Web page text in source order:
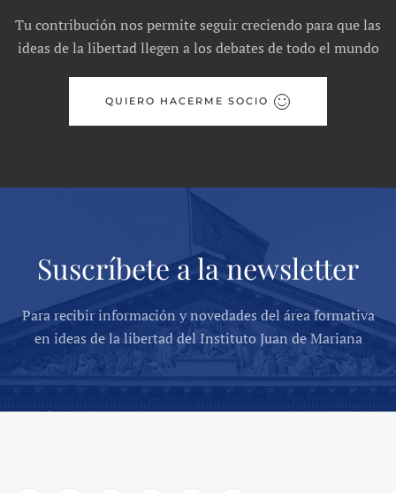
Tu contribución nos permite seguir creciendo para que las
ideas de la libertad llegen a los debates de todo el mundo
QUIERO HACERME SOCIO
Suscríbete a la newsletter
Para recibir información y novedades del área formativa
en ideas de la libertad del Instituto Juan de Mariana